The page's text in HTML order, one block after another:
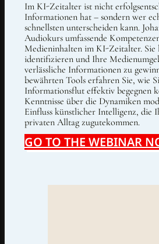
Im KI-Zeitalter ist nicht
Informationen hat – sondern wer
schnellsten unterscheiden kann.
Audiokurs umfassende
Medieninhalten im KI-Zeitalter. Sie
identifizieren und Ihre
verlässliche Informationen zu
bewährten Tools erfahren Sie, wie
Informationsflut effektiv begegnen
Kenntnisse über die Dynamiken
Einfluss künstlicher Intelligenz, die
privaten Alltag zugutekommen.
GO TO THE WEBINAR